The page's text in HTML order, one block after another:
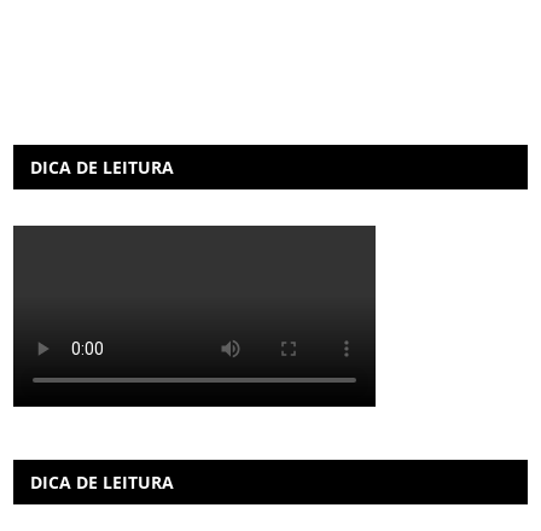
DICA DE LEITURA
DICA DE LEITURA